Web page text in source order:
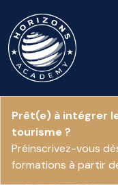
Prêt(e) à intégrer
tourisme ?
Préinscrivez-vous
formations à partir